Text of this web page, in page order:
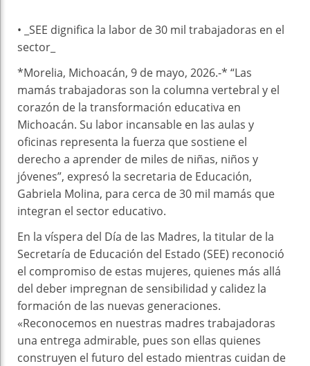
• _SEE dignifica la labor de 30 mil trabajadoras en el
sector_
*Morelia, Michoacán, 9 de mayo, 2026.-* “Las
mamás trabajadoras son la columna vertebral y el
corazón de la transformación educativa en
Michoacán. Su labor incansable en las aulas y
oficinas representa la fuerza que sostiene el
derecho a aprender de miles de niñas, niños y
jóvenes”, expresó la secretaria de Educación,
Gabriela Molina, para cerca de 30 mil mamás que
integran el sector educativo.
En la víspera del Día de las Madres, la titular de la
Secretaría de Educación del Estado (SEE) reconoció
el compromiso de estas mujeres, quienes más allá
del deber impregnan de sensibilidad y calidez la
formación de las nuevas generaciones.
«Reconocemos en nuestras madres trabajadoras
una entrega admirable, pues son ellas quienes
construyen el futuro del estado mientras cuidan de